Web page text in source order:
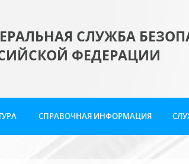
СЛУЖБА
ФЕДЕРАЦИИ
СПРАВОЧНАЯ ИНФОРМАЦИЯ